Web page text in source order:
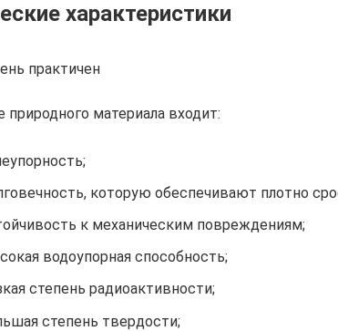
характеристики
практичен
природного материала входит:
которую обеспечивают плотно
к механическим повреждениям;
водоупорная способность;
степень радиоактивности;
степень твердости;